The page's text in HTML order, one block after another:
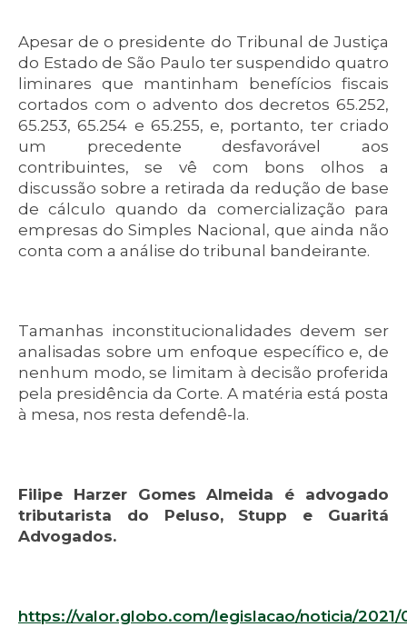
Apesar de o presidente do Tribunal de Justiça
do Estado de São Paulo ter suspendido quatro
liminares que mantinham benefícios fiscais
cortados com o advento dos decretos 65.252,
65.253, 65.254 e 65.255, e, portanto, ter criado
um precedente desfavorável aos
contribuintes, se vê com bons olhos a
discussão sobre a retirada da redução de base
de cálculo quando da comercialização para
empresas do Simples Nacional, que ainda não
conta com a análise do tribunal bandeirante.
Tamanhas inconstitucionalidades devem ser
analisadas sobre um enfoque específico e, de
nenhum modo, se limitam à decisão proferida
pela presidência da Corte. A matéria está posta
à mesa, nos resta defendê-la.
Filipe Harzer Gomes Almeida é advogado
tributarista do Peluso, Stupp e Guaritá
Advogados.
https://valor.globo.com/legislacao/noticia/2021/